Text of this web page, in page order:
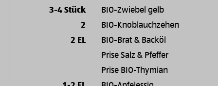
3-4 Stück
BIO-Zwiebel gelb
2
BIO-Knoblauchzehen
2 EL
BIO-Brat & Backöl
Prise Salz & Pfeffer
Prise BIO-Thymian